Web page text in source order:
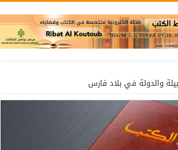
والدولة في بلاد فارس